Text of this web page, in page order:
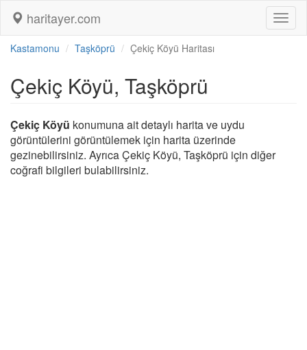
haritayer.com
Kastamonu Taşköprü Çekiç Köyü Haritası
Çekiç Köyü, Taşköprü
Çekiç Köyü konumuna ait detaylı harita ve uydu
görüntülerini görüntülemek için harita üzerinde
gezinebilirsiniz. Ayrıca Çekiç Köyü, Taşköprü için diğer
coğrafi bilgileri bulabilirsiniz.